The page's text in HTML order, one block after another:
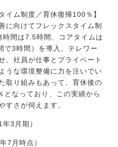
イム制度／育休復帰100％】
に向けてフレックスタイム制
時間は7.5時間、コアタイムは
で3時間）を導入。テレワー
、社員が仕事とプライベート
うな環境整備に力を注いでい
取り組みもあって、育休後の
となっており、この実績から
すさが伺えます。
3月期）
7月時点）